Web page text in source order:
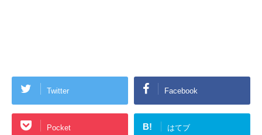
Twitter Facebook
Pocket B! はてブ